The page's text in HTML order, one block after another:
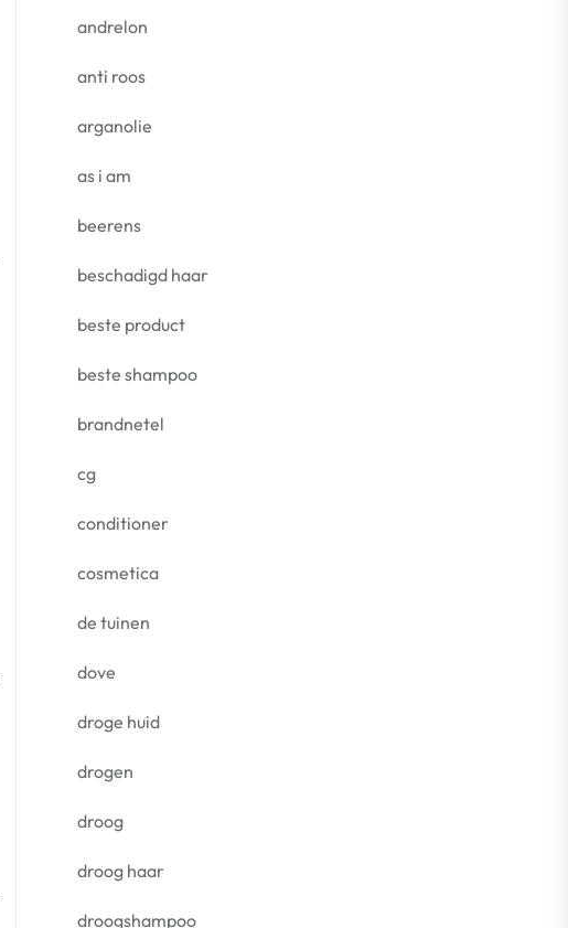
andrelon
anti roos
arganolie
as i am
beerens
beschadigd haar
beste product
beste shampoo
brandnetel
cg
conditioner
cosmetica
de tuinen
dove
droge huid
drogen
droog
droog haar
droogshampoo